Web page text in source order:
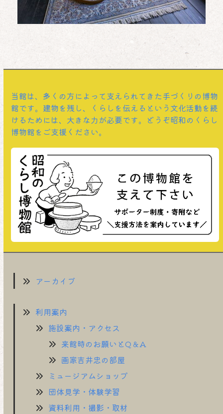
お知らせ・みんなの声 トピック
2026年度年間スケジュール
当館は、多くの方によって支えられてきた手づくりの博物
館です。建物を残し、くらしを伝えるという文化活動を続
けるためには、大きな力が必要です。どうぞ昭和のくらし
博物館をご支援ください。
アーカイブ
利用案内
施設案内・アクセス
来館時のお願いとQ＆A
画家吉井忠の部屋
ミュージアムショップ
団体見学・体験学習
資料利用・撮影・取材